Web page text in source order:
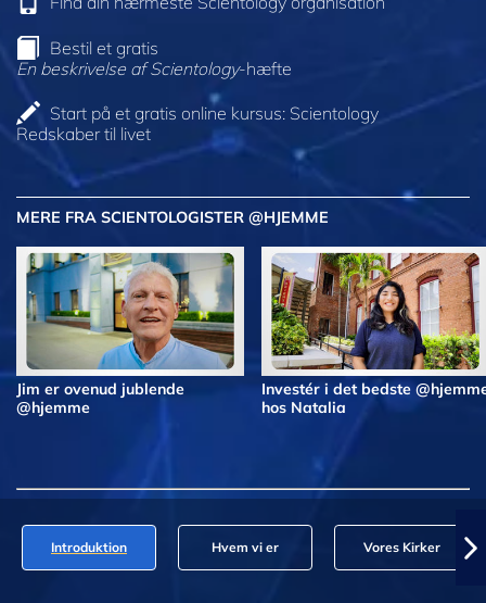
Bestil et gratis
En beskrivelse af Scientology-hæfte
Start på et gratis online kursus: Scientology
Redskaber til livet
MERE FRA SCIENTOLOGISTER @HJEMME
Jim er ovenud jublende
@hjemme
Investér i det bedste
hos Natalia
Introduktion Hvem vi er Vores Kirker